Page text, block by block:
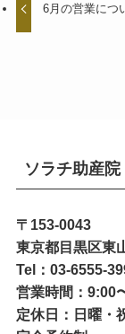
6月の営業につ
ソラチ助産院
〒153-0043
東京都目黒区東
Tel：03-6555-
営業時間：9:00
定休日：日曜・